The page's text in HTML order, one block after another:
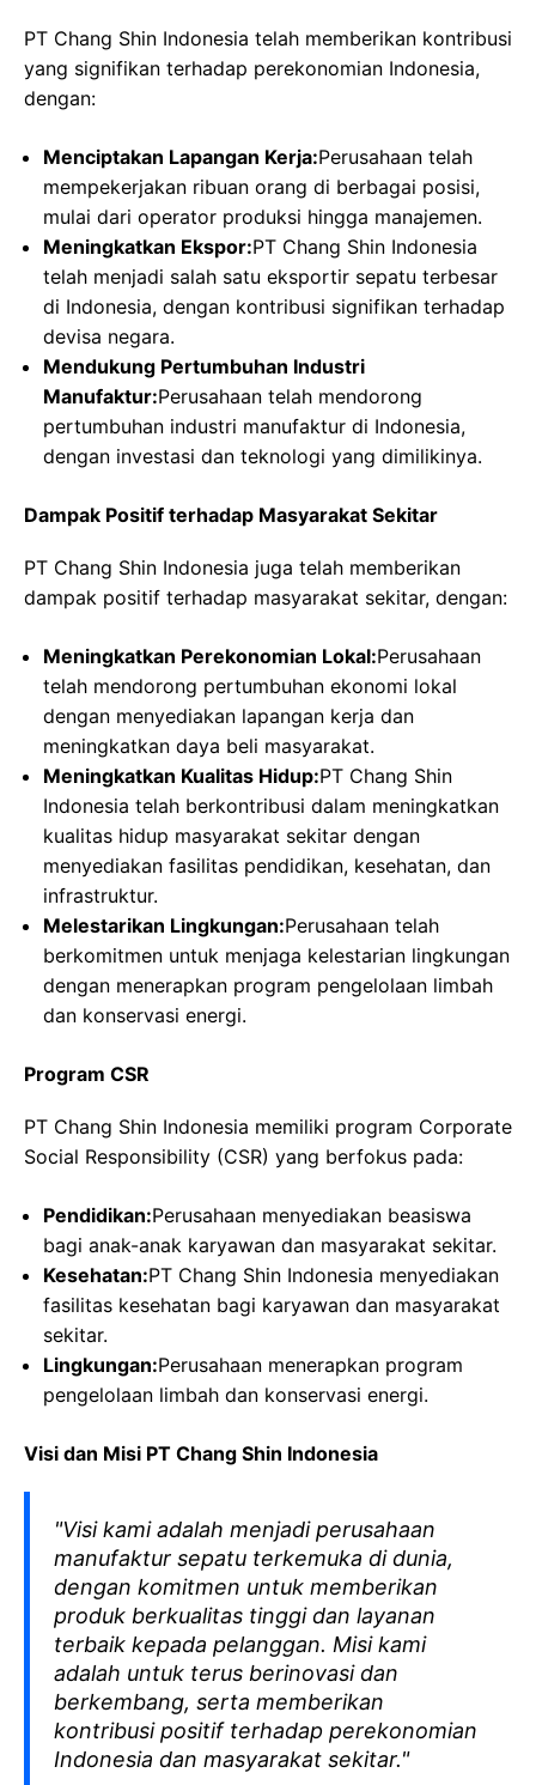
PT Chang Shin Indonesia telah memberikan kontribusi
yang signifikan terhadap perekonomian Indonesia,
dengan:
Menciptakan Lapangan Kerja:Perusahaan telah
mempekerjakan ribuan orang di berbagai posisi,
mulai dari operator produksi hingga manajemen.
Meningkatkan Ekspor:PT Chang Shin Indonesia
telah menjadi salah satu eksportir sepatu terbesar
di Indonesia, dengan kontribusi signifikan terhadap
devisa negara.
Mendukung Pertumbuhan Industri
Manufaktur:Perusahaan telah mendorong
pertumbuhan industri manufaktur di Indonesia,
dengan investasi dan teknologi yang dimilikinya.
Dampak Positif terhadap Masyarakat Sekitar
PT Chang Shin Indonesia juga telah memberikan
dampak positif terhadap masyarakat sekitar, dengan:
Meningkatkan Perekonomian Lokal:Perusahaan
telah mendorong pertumbuhan ekonomi lokal
dengan menyediakan lapangan kerja dan
meningkatkan daya beli masyarakat.
Meningkatkan Kualitas Hidup:PT Chang Shin
Indonesia telah berkontribusi dalam meningkatkan
kualitas hidup masyarakat sekitar dengan
menyediakan fasilitas pendidikan, kesehatan, dan
infrastruktur.
Melestarikan Lingkungan:Perusahaan telah
berkomitmen untuk menjaga kelestarian lingkungan
dengan menerapkan program pengelolaan limbah
dan konservasi energi.
Program CSR
PT Chang Shin Indonesia memiliki program Corporate
Social Responsibility (CSR) yang berfokus pada:
Pendidikan:Perusahaan menyediakan beasiswa
bagi anak-anak karyawan dan masyarakat sekitar.
Kesehatan:PT Chang Shin Indonesia menyediakan
fasilitas kesehatan bagi karyawan dan masyarakat
sekitar.
Lingkungan:Perusahaan menerapkan program
pengelolaan limbah dan konservasi energi.
Visi dan Misi PT Chang Shin Indonesia
"Visi kami adalah menjadi perusahaan
manufaktur sepatu terkemuka di dunia,
dengan komitmen untuk memberikan
produk berkualitas tinggi dan layanan
terbaik kepada pelanggan. Misi kami
adalah untuk terus berinovasi dan
berkembang, serta memberikan
kontribusi positif terhadap perekonomian
Indonesia dan masyarakat sekitar."